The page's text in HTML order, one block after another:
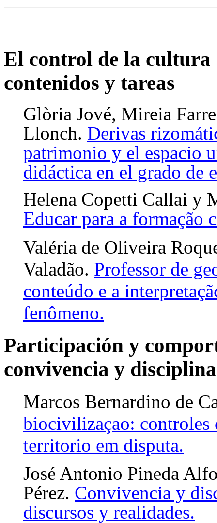
El control de la cultura
contenidos y tareas
Glòria Jové, Mireia
Llonch. Derivas
patrimonio y el espacio
didáctica en el grado de
Helena Copetti Callai y
Educar para a formação
Valéria de Oliveira
Valadão. Professor de
conteúdo e a
fenômeno.
Participación y
convivencia y disciplina
Marcos Bernardino de
biocivilizaçao: controles
territorio em disputa.
José Antonio Pineda
Pérez. Convivencia y
discursos y realidades.